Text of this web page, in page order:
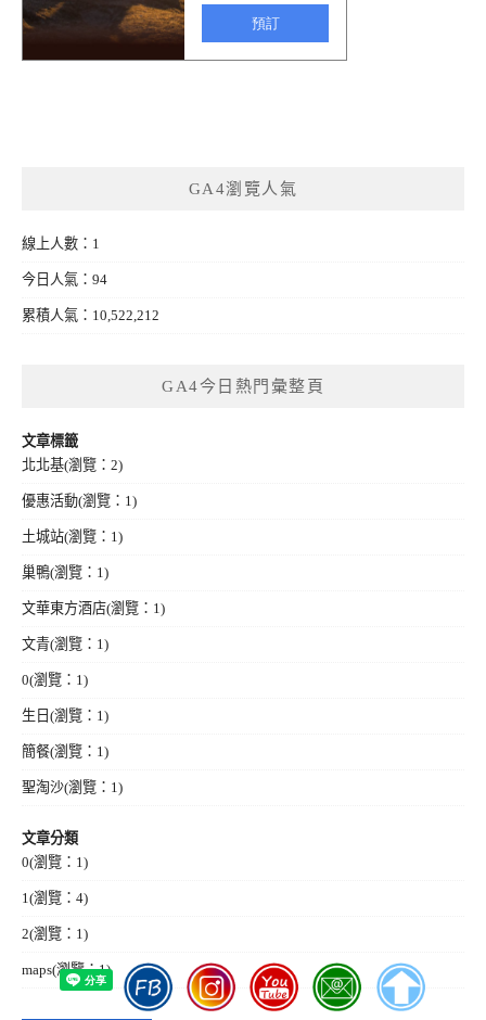
GA4瀏覽人氣
線上人數：1
今日人氣：94
累積人氣：10,522,212
GA4今日熱門彙整頁
文章標籤
北北基(瀏覽：2)
優惠活動(瀏覽：1)
土城站(瀏覽：1)
巢鴨(瀏覽：1)
文華東方酒店(瀏覽：1)
文青(瀏覽：1)
0(瀏覽：1)
生日 (瀏覽：1)
簡餐(瀏覽：1)
聖淘沙(瀏覽：1)
文章分類
0(瀏覽：1)
1 (瀏覽：4)
2(瀏覽：1)
maps(瀏覽：1)